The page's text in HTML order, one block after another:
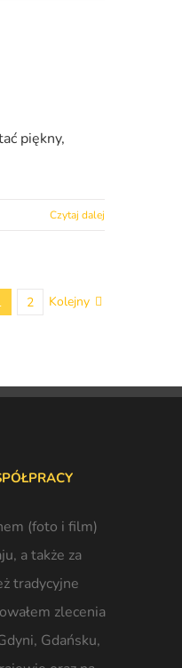
piękny,
Czytaj dalej
2 Kolejny
(foto i film)
a także za
tradycyjne
zlecenia
, Gdańsku,